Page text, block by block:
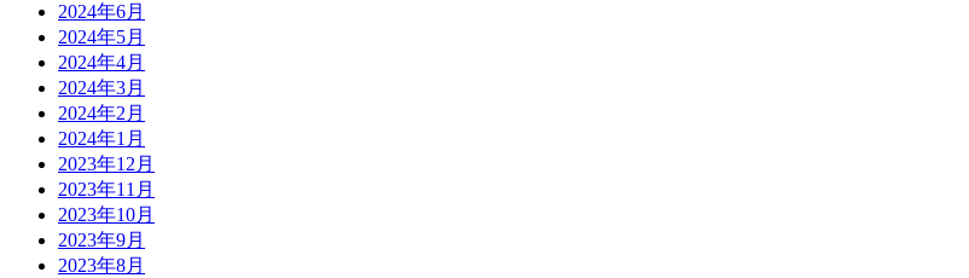
2024年6月
2024年5月
2024年4月
2024年3月
2024年2月
2024年1月
2023年12月
2023年11月
2023年10月
2023年9月
2023年8月